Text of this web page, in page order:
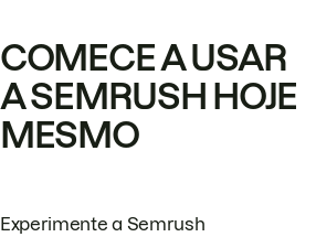
COMECE A USAR
A SEMRUSH HOJE
MESMO
Experimente a Semrush